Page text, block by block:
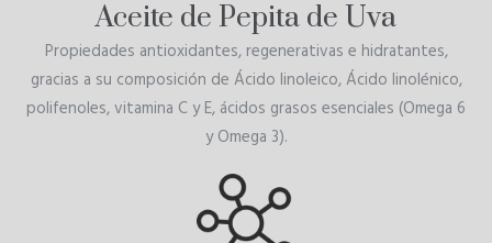
Aceite de Pepita de Uva
Propiedades antioxidantes, regenerativas e hidratantes,
gracias a su composición de Ácido linoleico, Ácido linolénico,
polifenoles, vitamina C y E, ácidos grasos esenciales (Omega 6
y Omega 3).